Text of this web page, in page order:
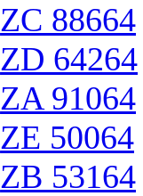
ZC 88664
ZD 64264
ZA 91064
ZE 50064
ZB 53164